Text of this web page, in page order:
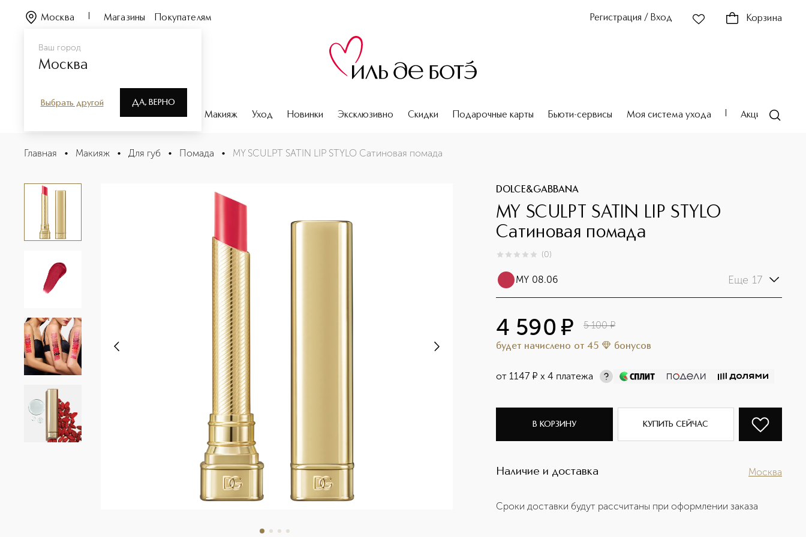
Ваш город
Москва
Выбрать другой ДА, ВЕРНО
Москва Магазины Покупателям Регистрация / Вход Корзина
Парфюмерия Макияж Уход Новинки Эксклюзивно Скидки Подарочные карты Бьюти-сервисы Моя система ухода Акции
MY SCULPT SATIN LIP STYLO Сатиновая помада
Описание
Главная • Макияж • Для губ • Помада • MY SCULPT SATIN LIP STYLO Сатиновая помада
DOLCE&GABBANA
MY SCULPT SATIN LIP STYLO
Сатиновая помада
0из 0 (0)
MY 08.06 Еще 17
4 590 ¤ 5 100 ¤
будет начислено от 45 бонусов
от 1147 ¤ х 4 платежа
В КОРЗИНУ КУПИТЬ СЕЙЧАС
Наличие и доставка Москва
Сроки доставки будут рассчитаны при оформлении заказа